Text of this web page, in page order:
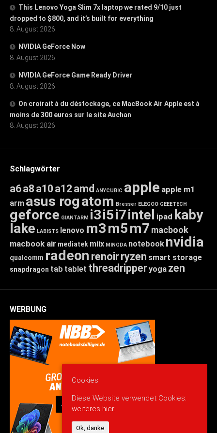
This Lenovo Yoga Slim 7x laptop we rated 9/10 just
dropped to $800, and it’s built for everything
8. August 2026
NVIDIA GeForce Now
8. August 2026
NVIDIA GeForce Game Ready Driver
8. August 2026
On croirait à du déstockage, ce MacBook Air Apple est à
moins de 300 euros sur le site Auchan
8. August 2026
Schlagwörter
a6a8 a10 a12amd ANYCUBIC apple apple m1
arm asus rogatom Bresser ELEGOO GEEETECH
geforce GIANTARM i3i5i7intel ipad kaby
lake LABISTS lenovo m3m5m7 macbook
macbook air mediatek miix MINGDA notebook nvidia
qualcomm radeon renoirryzen smart storage
snapdragon tab tablet threadripperyoga zen
WERBUNG
Cookies
Diese Website verwendet Cookies:
weiteres hier.
Ok, danke